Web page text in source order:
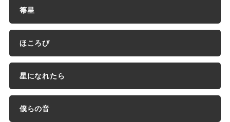
箒星
ほころび
星になれたら
僕らの音